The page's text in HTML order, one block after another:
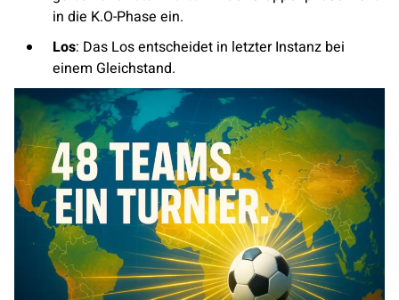
in die K.O-Phase ein.
Los: Das Los entscheidet in letzter Instanz bei
einem Gleichstand.